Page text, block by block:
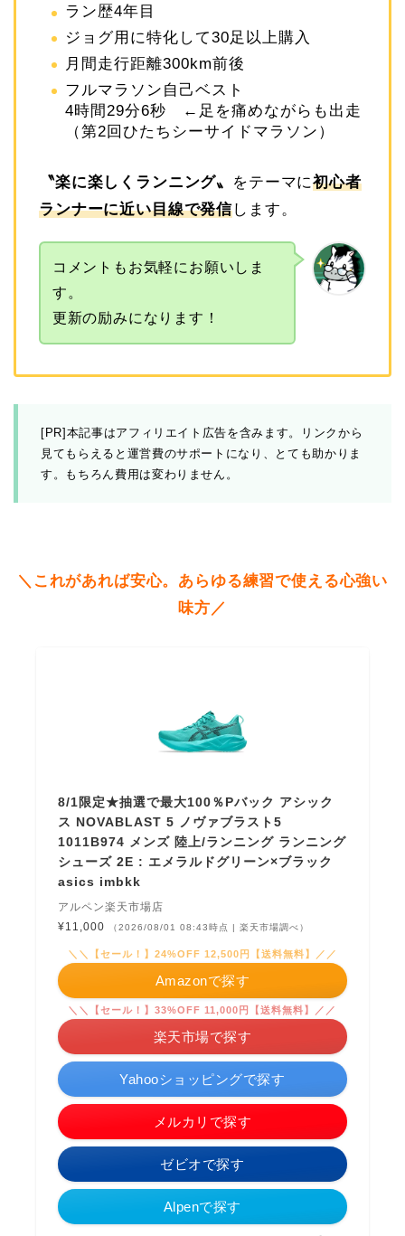
ラン歴4年目
ジョグ用に特化して30足以上購入
月間走行距離300km前後
フルマラソン自己ベスト
4時間29分6秒 ←足を痛めながらも出走
（第2回ひたちシーサイドマラソン）
〝楽に楽しくランニング〟 をテーマに初心者
ランナーに近い目線で発信します。
コメントもお気軽にお願いしま
す。
更新の励みになります！
[PR]本記事はアフィリエイト広告を含みます。リンクから
見てもらえると運営費のサポートになり、とても助かりま
す。もちろん費用は変わりません。
＼これがあれば安心。あらゆる練習で使える心強い
味方／
8/1限定★抽選で最大100％Pバック アシック
ス NOVABLAST 5 ノヴァブラスト5
1011B974 メンズ 陸上/ランニング ランニング
シューズ 2E : エメラルドグリーン×ブラック
asics imbkk
アルペン楽天市場店
¥11,000
（2026/08/01 08:43時点 | 楽天市場調べ）
＼＼【セール！】24%OFF 12,500円【送料無料】／／
Amazonで探す
＼＼【セール！】33%OFF 11,000円【送料無料】／／
楽天市場で探す
Yahooショッピングで探す
メルカリで探す
ゼビオで探す
Alpenで探す